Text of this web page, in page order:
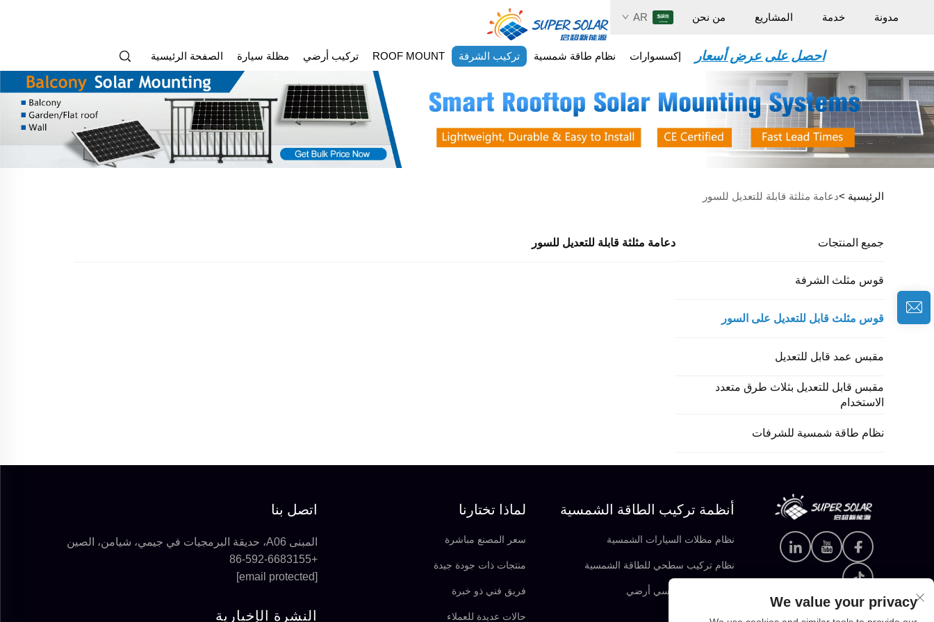
من نحن المشاريع خدمة مدونة AR
الصفحة الرئيسية مظلة سيارة تركيب أرضي ROOF MOUNT تركيب الشرفة نظام طاقة شمسية إكسسوارات احصل على عرض أسعار
الرئيسية >دعامة مثلثة قابلة للتعديل للسور
جميع المنتجات
قوس مثلث الشرفة
قوس مثلث قابل للتعديل على السور
مقبس عمد قابل للتعديل
مقبس قابل للتعديل بثلاث طرق متعدد
الاستخدام
نظام طاقة شمسية للشرفات
دعامة مثلثة قابلة للتعديل للسور
أنظمة تركيب الطاقة الشمسية
نظام مظلات السيارات الشمسية
نظام تركيب سطحي للطاقة الشمسية
نظام تركيب شمسي أرضي
لماذا تختارنا
سعر المصنع مباشرة
منتجات ذات جودة جيدة
فريق فني ذو خبرة
حالات عديدة للعملاء
اتصل بنا
المبنى A06، حديقة البرمجيات في جيمي، شيامن، الصين
+86-592-6683155
[email protected]
النشرة الإخبارية
We value your privacy